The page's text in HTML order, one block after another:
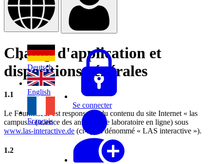
Deutsch
English
Français
Se connecter
Champ d'application et
dispositions générales
1.1
Le Fournisseur est responsable du contenu du site Internet « las
campus » (science des animaux de laboratoire en ligne) sous
www.las-interactive.de (ci-après dénommé « LAS interactive »).
1.2